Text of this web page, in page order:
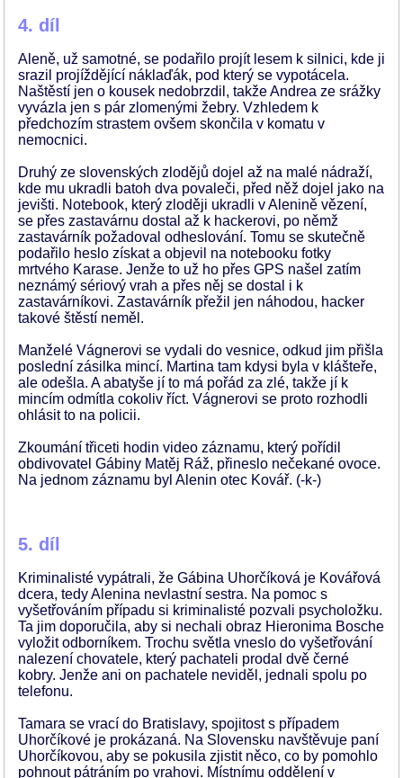
4. díl
Aleně, už samotné, se podařilo projít lesem k silnici, kde ji
srazil projíždějící náklaďák, pod který se vypotácela.
Naštěstí jen o kousek nedobrzdil, takže Andrea ze srážky
vyvázla jen s pár zlomenými žebry. Vzhledem k
předchozím strastem ovšem skončila v komatu v
nemocnici.
Druhý ze slovenských zlodějů dojel až na malé nádraží,
kde mu ukradli batoh dva povaleči, před něž dojel jako na
jevišti. Notebook, který zloději ukradli v Alenině vězení,
se přes zastavárnu dostal až k hackerovi, po němž
zastavárník požadoval odheslování. Tomu se skutečně
podařilo heslo získat a objevil na notebooku fotky
mrtvého Karase. Jenže to už ho přes GPS našel zatím
neznámý sériový vrah a přes něj se dostal i k
zastavárníkovi. Zastavárník přežil jen náhodou, hacker
takové štěstí neměl.
Manželé Vágnerovi se vydali do vesnice, odkud jim přišla
poslední zásilka mincí. Martina tam kdysi byla v klášteře,
ale odešla. A abatyše jí to má pořád za zlé, takže jí k
mincím odmítla cokoliv říct. Vágnerovi se proto rozhodli
ohlásit to na policii.
Zkoumání třiceti hodin video záznamu, který pořídil
obdivovatel Gábiny Matěj Ráž, přineslo nečekané ovoce.
Na jednom záznamu byl Alenin otec Kovář. (-k-)
5. díl
Kriminalisté vypátrali, že Gábina Uhorčíková je Kovářová
dcera, tedy Alenina nevlastní sestra. Na pomoc s
vyšetřováním případu si kriminalisté pozvali psycholožku.
Ta jim doporučila, aby si nechali obraz Hieronima Bosche
vyložit odborníkem. Trochu světla vneslo do vyšetřování
nalezení chovatele, který pachateli prodal dvě černé
kobry. Jenže ani on pachatele neviděl, jednali spolu po
telefonu.
Tamara se vrací do Bratislavy, spojitost s případem
Uhorčíkové je prokázaná. Na Slovensku navštěvuje paní
Uhorčíkovou, aby se pokusila zjistit něco, co by pomohlo
pohnout pátráním po vrahovi. Místnímu oddělení v